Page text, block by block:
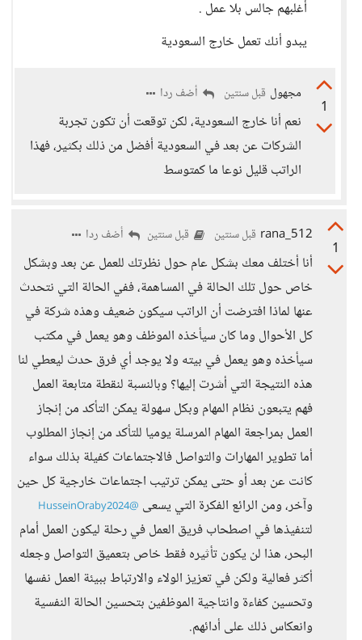
أغلبهم جالس بلا عمل .
يبدو أنك تعمل خارج السعودية
1
مجهول قبل سنتين أضف ردا
نعم أنا خارج السعودية، لكن توقعت أن تكون تجربة
الشركات عن بعد في السعودية أفضل من ذلك بكثير، فهذا
الراتب قليل نوعا ما كمتوسط
1
rana_512 قبل سنتين قبل سنتين أضف ردا
أنا أختلف معك بشكل عام حول نظرتك للعمل عن بعد وبشكل
خاص حول تلك الحالة في المساهمة، ففي الحالة التي نتحدث
عنها لماذا افترضت أن الراتب سيكون ضعيف وهذه شركة في
كل الأحوال وما كان سيأخذه الموظف وهو يعمل في مكتب
سيأخذه وهو يعمل في بيته ولا يوجد أي فرق حدث ليعطي لنا
هذه النتيجة التي أشرت إليها؟ وبالنسبة لنقطة متابعة العمل
فهم يتبعون نظام المهام وبكل سهولة يمكن التأكد من إنجاز
العمل بمراجعة المهام المرسلة يوميا للتأكد من إنجاز المطلوب
أما تطوير المهارات والتواصل فالاجتماعات كفيلة بذلك سواء
كانت عن بعد أو حتى يمكن ترتيب اجتماعات خارجية كل حين
وآخر، ومن الرائع الفكرة التي يسعى @HusseinOraby2024
لتنفيذها في اصطحاب فريق العمل في رحلة ليكون العمل أمام
البحر، هذا لن يكون تأثيره فقط خاص بتعميق التواصل وجعله
أكثر فعالية ولكن في تعزيز الولاء والارتباط ببيئة العمل نفسها
وتحسين كفاءة وانتاجية الموظفين بتحسين الحالة النفسية
وانعكاس ذلك على أدائهم.